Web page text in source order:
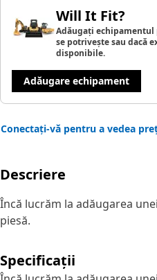
Will It Fit?
Adăugați echipamentul
se potrivește sau dacă
disponibile.
Adăugare echipament
Conectați-vă pentru a vedea
Descriere
Încă lucrăm la adăugarea
piesă.
Specificații